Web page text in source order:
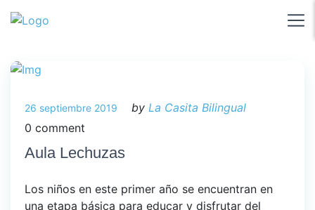
26 septiembre 2019 by La Casita Bilingual
0 comment
Aula Lechuzas
Los niños en este primer año se encuentran en
una etapa básica para educar y disfrutar del